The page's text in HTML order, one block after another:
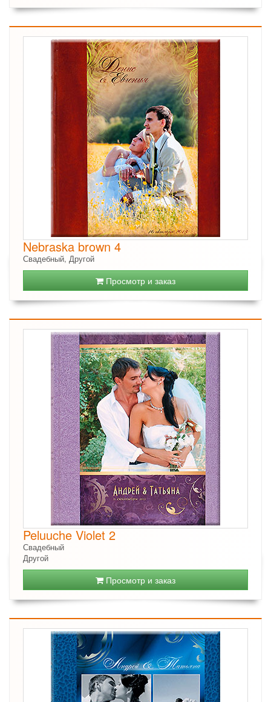
Nebraska brown 4
Свадебный, Другой
Просмотр и заказ
Peluuche Violet 2
Свадебный
Другой
Просмотр и заказ